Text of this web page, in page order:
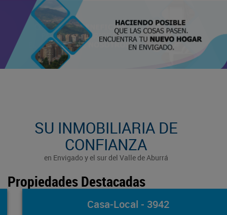
SU INMOBILIARIA DE
CONFIANZA
en Envigado y el sur del Valle de Aburrá
Propiedades Destacadas
Casa-Local - 3942